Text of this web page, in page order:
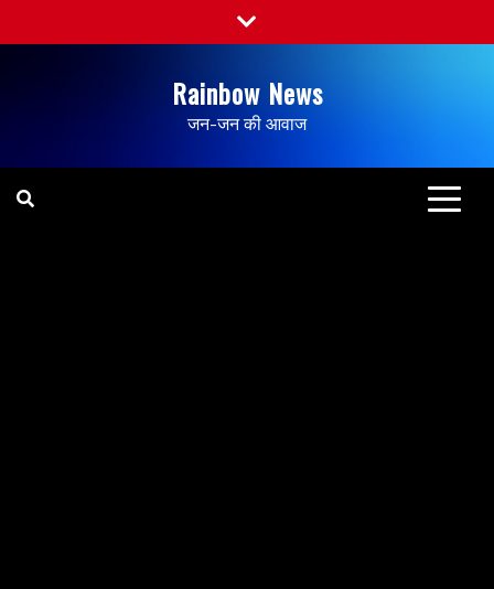
Rainbow News
जन-जन की आवाज